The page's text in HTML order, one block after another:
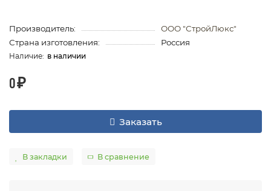
Производитель:
ООО "СтройЛюкс"
Страна изготовления:
Россия
в наличии
0 ₽
Заказать
В закладки В сравнение